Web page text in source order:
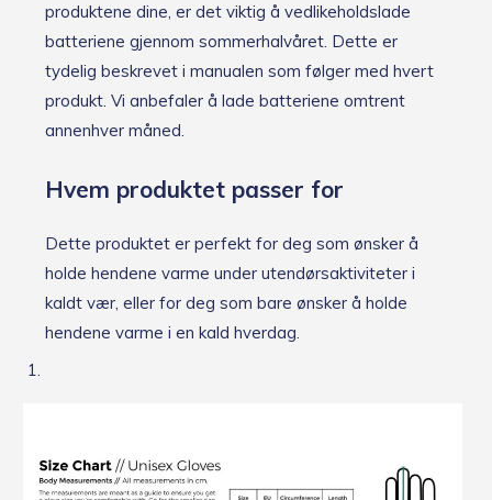
produktene dine, er det viktig å vedlikeholdslade
batteriene gjennom sommerhalvåret. Dette er
tydelig beskrevet i manualen som følger med hvert
produkt. Vi anbefaler å lade batteriene omtrent
annenhver måned.
Hvem produktet passer for
Dette produktet er perfekt for deg som ønsker å
holde hendene varme under utendørsaktiviteter i
kaldt vær, eller for deg som bare ønsker å holde
hendene varme i en kald hverdag.